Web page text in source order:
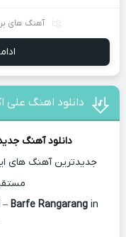
آهنگ های
دانلود اهنگ علی
دانلود آهنگ
جدیدترین آهنگ های
– Barfe Rangarang in